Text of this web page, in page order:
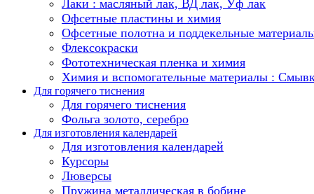
Лаки : масляный лак, ВД лак, Уф лак
Офсетные пластины и химия
Офсетные полотна и поддекельные
Флексокраски
Фототехническая пленка и химия
Химия и вспомогательные материалы :
Для горячего тиснения
Для горячего тиснения
Фольга золото, серебро
Для изготовления календарей
Для изготовления календарей
Курсоры
Люверсы
Пружина металлическая в бобине